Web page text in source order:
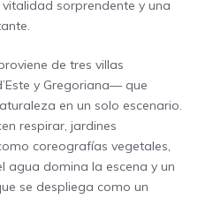
sorprendente y una
de tres villas
y Gregoriana— que
en un solo escenario.
respirar, jardines
coreografías vegetales,
agua domina la escena y un
se despliega como un